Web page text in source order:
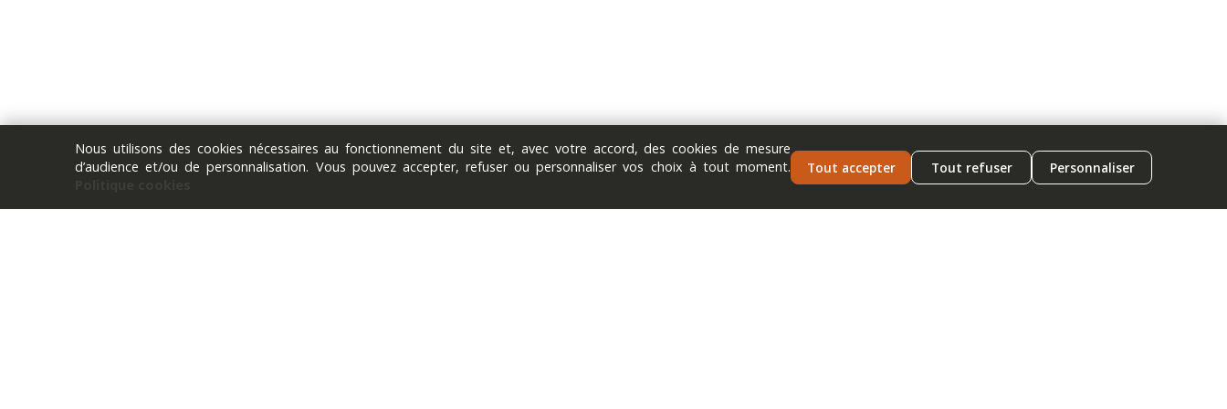
Nous utilisons des cookies nécessaires au fonctionnement du site et, avec votre accord, des cookies de mesure
d’audience et/ou de personnalisation. Vous pouvez accepter, refuser ou personnaliser vos choix à tout moment.
Tout accepter Tout refuser Personnaliser